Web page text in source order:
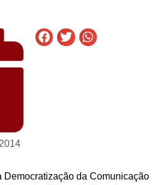
Democratização da Comunicação